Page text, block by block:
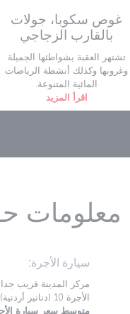
غوص سكوبا، جولات
بالقارب الزجاجي
تشتهر العقبة بشواطئها الجميلة
وغروبها وكذلك أنشطة الرياضات
المائية المتنوعة.
اقرأ المزيد
معلومات
سيارة الأجرة:
مركز المدينة قريب
الأجرة 10 (دنانير أردنية).
متوسط سعر سيارة